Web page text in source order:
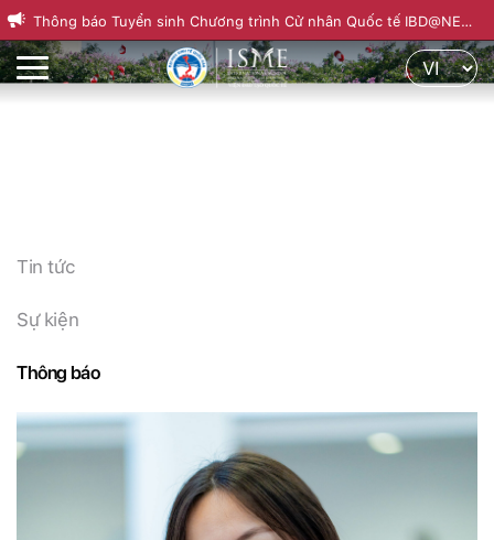
Thông báo Tuyển sinh Chương trình Cử nhân Quốc tế IBD@NEU
Khóa 22, kỳ mùa Thu 2026
Tin tức
Sự kiện
Thông báo